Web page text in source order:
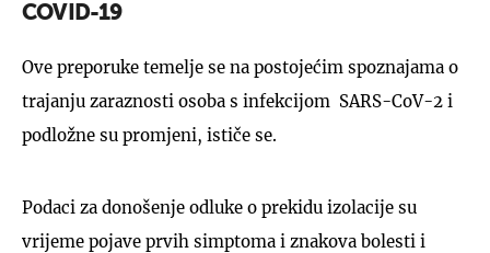
COVID-19
Ove preporuke temelje se na postojećim spoznajama o
trajanju zaraznosti osoba s infekcijom SARS-CoV-2 i
podložne su promjeni, ističe se.
Podaci za donošenje odluke o prekidu izolacije su
vrijeme pojave prvih simptoma i znakova bolesti i